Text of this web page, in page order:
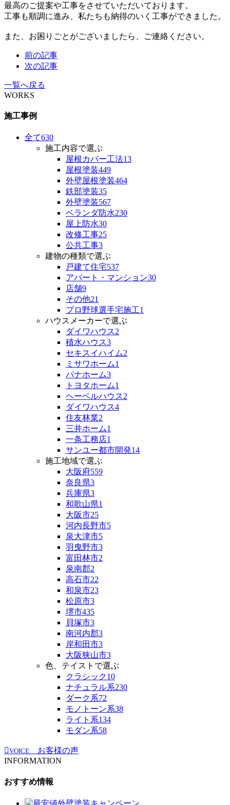
最高のご提案や工事をさせていただいております。
工事も順調に進み、私たちも納得のいく工事ができました。
また、お困りごとがございましたら、ご連絡ください。
前の記事
次の記事
一覧へ戻る
WORKS
施工事例
全て630
施工内容で選ぶ
屋根カバー工法13
屋根塗装449
外壁屋根塗装464
鉄部塗装35
外壁塗装567
ベランダ防水230
屋上防水30
改修工事25
公共工事3
建物の種類で選ぶ
戸建て住宅537
アパート・マンション30
店舗9
その他21
プロ野球選手宅施工1
ハウスメーカーで選ぶ
ダイワハウス2
積水ハウス3
セキスイハイム2
ミサワホーム1
パナホーム3
トヨタホーム1
ヘーベルハウス2
ダイワハウス4
住友林業2
三井ホーム1
一条工務店1
サンユー都市開発14
施工地域で選ぶ
大阪府559
奈良県3
兵庫県3
和歌山県1
大阪市25
河内長野市5
泉大津市5
羽曳野市3
富田林市2
泉南郡2
高石市22
和泉市23
松原市3
堺市435
貝塚市3
南河内郡3
岸和田市3
大阪狭山市3
色、テイストで選ぶ
クラシック10
ナチュラル系230
ダーク系72
モノトーン系38
ライト系134
モダン系58
VOICE
お客様の声
INFORMATION
おすすめ情報